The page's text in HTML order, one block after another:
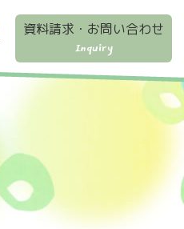
資料請求・お問い合わせ
Inquiry